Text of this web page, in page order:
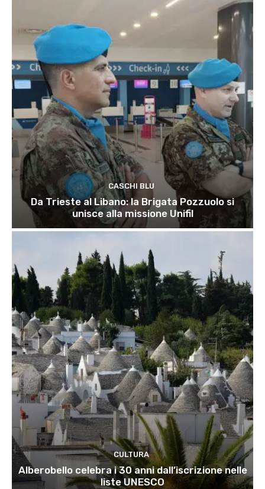
CASCHI BLU
Da Trieste al Libano: la Brigata Pozzuolo si
unisce alla missione Unifil
CULTURA
Alberobello celebra i 30 anni dall’iscrizione nelle
liste UNESCO